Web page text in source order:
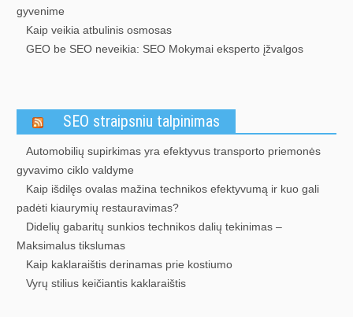
gyvenime
Kaip veikia atbulinis osmosas
GEO be SEO neveikia: SEO Mokymai eksperto įžvalgos
SEO straipsniu talpinimas
Automobilių supirkimas yra efektyvus transporto priemonės
gyvavimo ciklo valdyme
Kaip išdilęs ovalas mažina technikos efektyvumą ir kuo gali
padėti kiaurymių restauravimas?
Didelių gabaritų sunkios technikos dalių tekinimas –
Maksimalus tikslumas
Kaip kaklaraištis derinamas prie kostiumo
Vyrų stilius keičiantis kaklaraištis